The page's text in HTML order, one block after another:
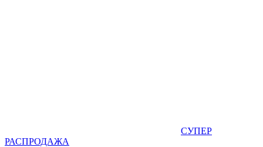
СУПЕР
РАСПРОДАЖА